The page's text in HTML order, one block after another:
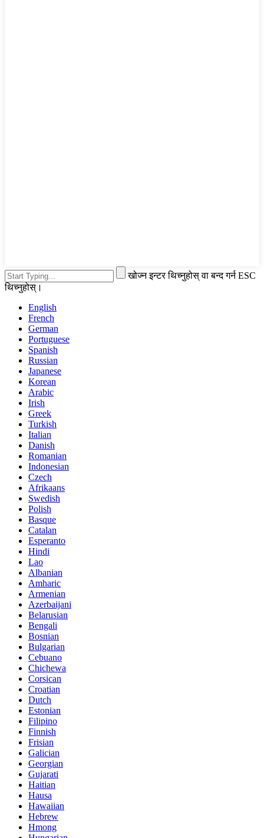
खोज्न इन्टर थिच्नुहोस् वा बन्द गर्न ESC
थिच्नुहोस्।
English
French
German
Portuguese
Spanish
Russian
Japanese
Korean
Arabic
Irish
Greek
Turkish
Italian
Danish
Romanian
Indonesian
Czech
Afrikaans
Swedish
Polish
Basque
Catalan
Esperanto
Hindi
Lao
Albanian
Amharic
Armenian
Azerbaijani
Belarusian
Bengali
Bosnian
Bulgarian
Cebuano
Chichewa
Corsican
Croatian
Dutch
Estonian
Filipino
Finnish
Frisian
Galician
Georgian
Gujarati
Haitian
Hausa
Hawaiian
Hebrew
Hmong